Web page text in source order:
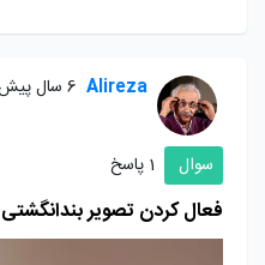
Alireza 6 سال پیش
سوال 1 پاسخ
فعال کردن تصویر